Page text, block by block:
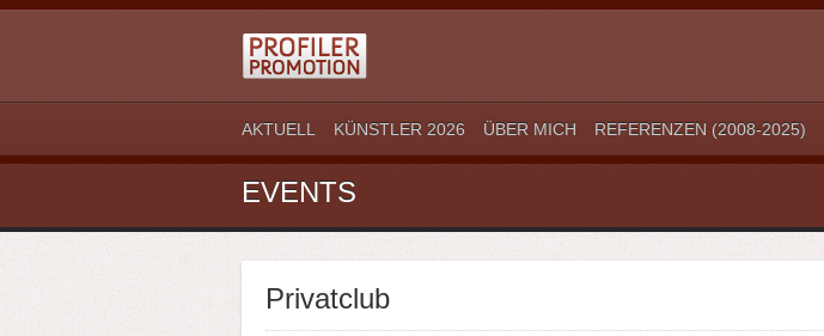
AKTUELL KÜNSTLER 2026 ÜBER MICH REFERENZEN (2008-2025)
EVENTS
Privatclub